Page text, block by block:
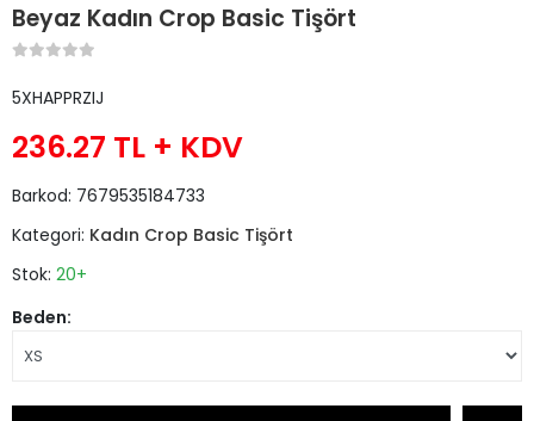
Beyaz Kadın Crop Basic Tişört
5XHAPPRZIJ
236.27 TL + KDV
Barkod: 7679535184733
Kategori: Kadın Crop Basic Tişört
Stok: 20+
Beden: